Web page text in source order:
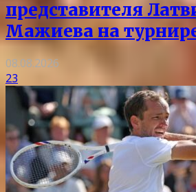
представителя
Мажиева на
08.08.2026
23